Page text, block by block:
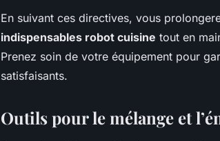
En suivant ces directives, vous
indispensables robot cuisine tout en
Prenez soin de votre équipement pour
satisfaisants.
Outils pour le mélange et